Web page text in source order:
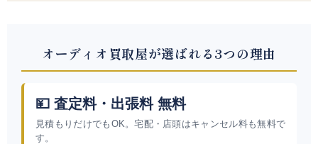
オーディオ買取屋が選ばれる3つの理由
💴 査定料・出張料 無料
見積もりだけでもOK。宅配・店頭はキャンセル料も無料で
す。